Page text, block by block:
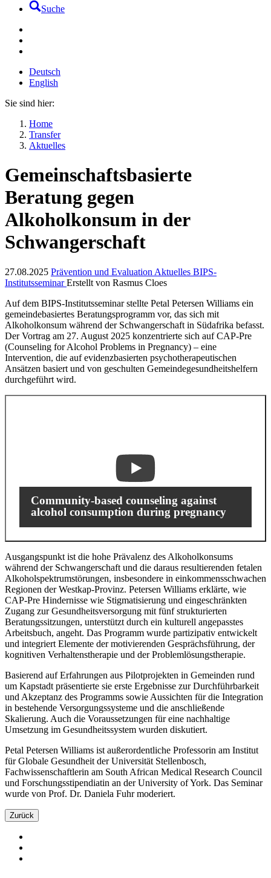
Suche
Deutsch
English
Sie sind hier:
Home
Transfer
Aktuelles
Gemeinschaftsbasierte
Beratung gegen
Alkoholkonsum in der
Schwangerschaft
27.08.2025 Prävention und Evaluation Aktuelles BIPS-
InstitutsseminarErstellt von Rasmus Cloes
Auf dem BIPS-Institutsseminar stellte Petal Petersen Williams ein
gemeindebasiertes Beratungsprogramm vor, das sich mit
Alkoholkonsum während der Schwangerschaft in Südafrika befasst.
Der Vortrag am 27. August 2025 konzentrierte sich auf CAP-Pre
(Counseling for Alcohol Problems in Pregnancy) – eine
Intervention, die auf evidenzbasierten psychotherapeutischen
Ansätzen basiert und von geschulten Gemeindegesundheitshelfern
durchgeführt wird.
Community-based counseling against
alcohol consumption during pregnancy
Ausgangspunkt ist die hohe Prävalenz des Alkoholkonsums
während der Schwangerschaft und die daraus resultierenden fetalen
Alkoholspektrumstörungen, insbesondere in einkommensschwachen
Regionen der Westkap-Provinz. Petersen Williams erklärte, wie
CAP-Pre Hindernisse wie Stigmatisierung und eingeschränkten
Zugang zur Gesundheitsversorgung mit fünf strukturierten
Beratungssitzungen, unterstützt durch ein kulturell angepasstes
Arbeitsbuch, angeht. Das Programm wurde partizipativ entwickelt
und integriert Elemente der motivierenden Gesprächsführung, der
kognitiven Verhaltenstherapie und der Problemlösungstherapie.
Basierend auf Erfahrungen aus Pilotprojekten in Gemeinden rund
um Kapstadt präsentierte sie erste Ergebnisse zur Durchführbarkeit
und Akzeptanz des Programms sowie Aussichten für die Integration
in bestehende Versorgungssysteme und die anschließende
Skalierung. Auch die Voraussetzungen für eine nachhaltige
Umsetzung im Gesundheitssystem wurden diskutiert.
Petal Petersen Williams ist außerordentliche Professorin am Institut
für Globale Gesundheit der Universität Stellenbosch,
Fachwissenschaftlerin am South African Medical Research Council
und Forschungsstipendiatin an der University of York. Das Seminar
wurde von Prof. Dr. Daniela Fuhr moderiert.
Zurück